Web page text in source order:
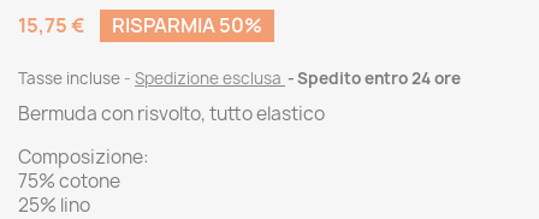
15,75 €
RISPARMIA 50%
Tasse incluse Spedizione esclusa Spedito entro 24 ore
Bermuda con risvolto, tutto elastico
Composizione:
75% cotone
25% lino